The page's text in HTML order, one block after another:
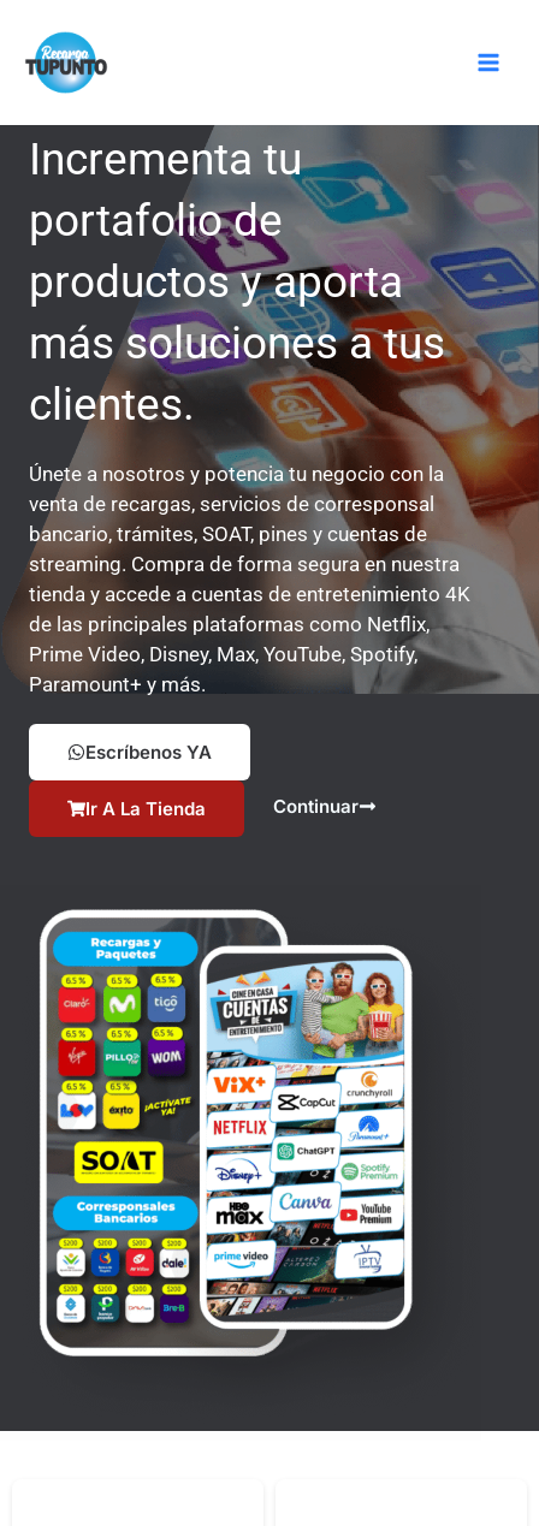
contenido
Incrementa tu
portafolio de
productos y aporta
más soluciones a tus
clientes.
Únete a nosotros y potencia tu negocio con la
venta de recargas, servicios de corresponsal
bancario, trámites, SOAT, pines y cuentas de
streaming. Compra de forma segura en nuestra
tienda y accede a cuentas de entretenimiento 4K
de las principales plataformas como Netflix,
Prime Video, Disney, Max, YouTube, Spotify,
Paramount+ y más.
Escríbenos YA
Ir A La Tienda Continuar